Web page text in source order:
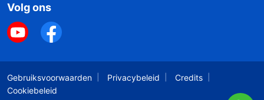
Volg ons
Gebruiksvoorwaarden Privacybeleid
Credits
Cookiebeleid